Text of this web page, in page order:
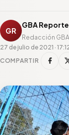
GR
GBA
Redacción
27 de julio de 2021 ·
COMPARTIR